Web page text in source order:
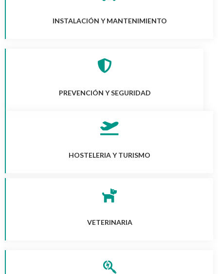
INSTALACIÓN Y MANTENIMIENTO
PREVENCIÓN Y SEGURIDAD
HOSTELERIA Y TURISMO
VETERINARIA